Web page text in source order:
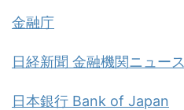
金融庁
日経新聞 金融機関ニュース
日本銀行 Bank of Japan